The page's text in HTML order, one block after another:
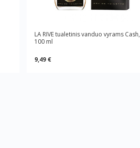
LA RIVE tualetinis vanduo vyrams Cash,
100 ml
9,49 €